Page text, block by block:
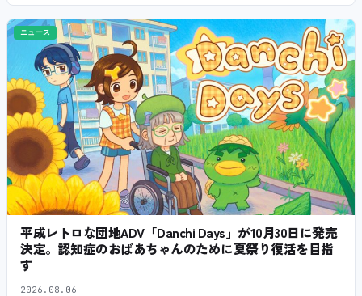
ニュース
平成レトロな団地ADV「Danchi Days」が10月30日に発売
決定。認知症のおばあちゃんのために夏祭り復活を目指
す
2026.08.06